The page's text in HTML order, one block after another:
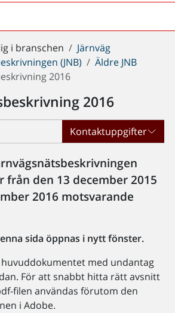
i branschen
Järnväg
(JNB)
Äldre JNB
2016
2016
Kontaktuppgifter
från den 13 december 2015
2016 motsvarande
sida öppnas i nytt fönster.
med undantag
För att snabbt hitta rätt avsnitt
filen användas förutom den
i Adobe.